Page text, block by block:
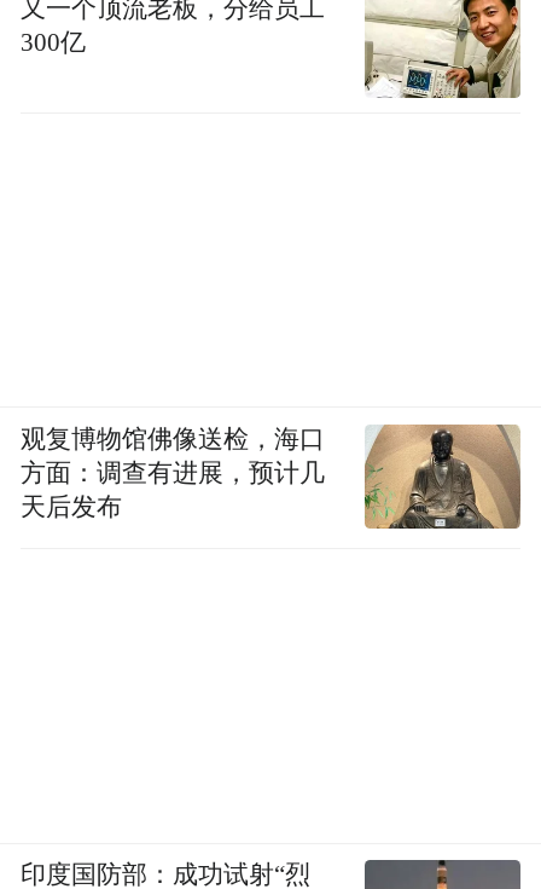
又一个顶流老板，分给员工
300亿
观复博物馆佛像送检，海口
方面：调查有进展，预计几
天后发布
印度国防部：成功试射“烈